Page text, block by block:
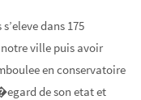
dans 175
ville puis avoir
en conservatoire
de son etat et